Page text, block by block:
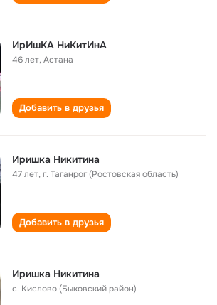
ИрИшКА НиКитИнА
46 лет,Астана
Добавить в друзья
Иришка Никитина
47 лет,г. Таганрог (Ростовская область)
Добавить в друзья
Иришка Никитина
с. Кислово (Быковский район)